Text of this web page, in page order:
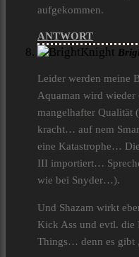
aufgekommen.
ANTWORT
Leider werden meine
Aquaman wird wieder
mangelhafter Qualität
kracht… auf nem
eine Katastrophe…
III importiert…
wie bei Snyder…).
Und Shazam wirkt
Kick Ass und evtl. die
Things… denn es gibt